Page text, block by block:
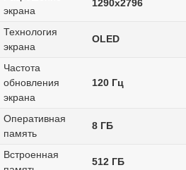
экрана
1290x2796
Технология
экрана
OLED
Частота
обновления
экрана
120 Гц
Оперативная
память
8 ГБ
Встроенная
512 ГБ